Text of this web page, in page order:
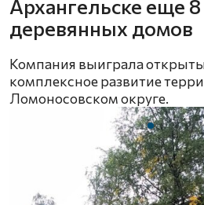
Архангельске еще 8
деревянных домов
Компания выиграла
комплексное развитие
Ломоносовском округе.